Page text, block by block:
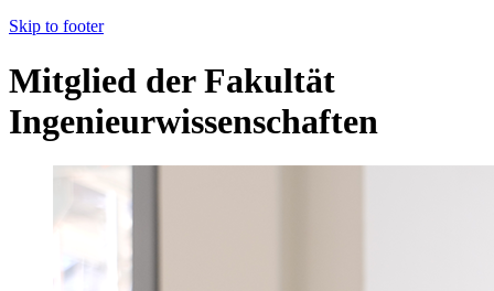
Skip to footer
Mitglied der Fakultät
Ingenieurwissenschaften